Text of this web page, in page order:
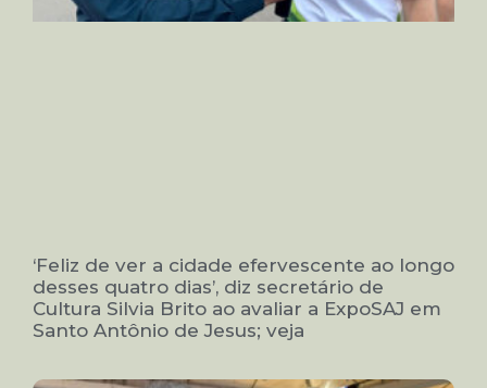
‘Feliz de ver a cidade efervescente ao longo
desses quatro dias’, diz secretário de
Cultura Silvia Brito ao avaliar a ExpoSAJ em
Santo Antônio de Jesus; veja